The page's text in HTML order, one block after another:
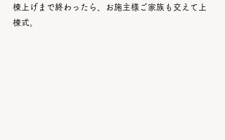
棟上げまで終わったら、お施主様ご家族も交えて上
棟式。